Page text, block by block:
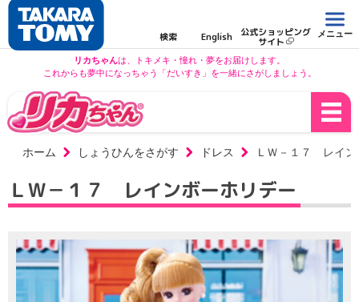
検索 English 公式ショッピング
サイト
メニュー
リカちゃんは、トキメキ・憧れ・夢をお届けします。
これからも夢中になっちゃう「だいすき」を一緒にさがしましょう。
ホーム しょうひんをさがす ドレス ＬＷ－１７ レイン
ＬＷ－１７ レインボーホリデー